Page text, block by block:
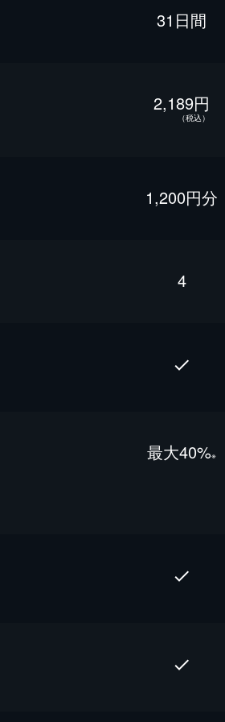
31日間
2,189円
（税込）
1,200円分
4
最⼤40%※